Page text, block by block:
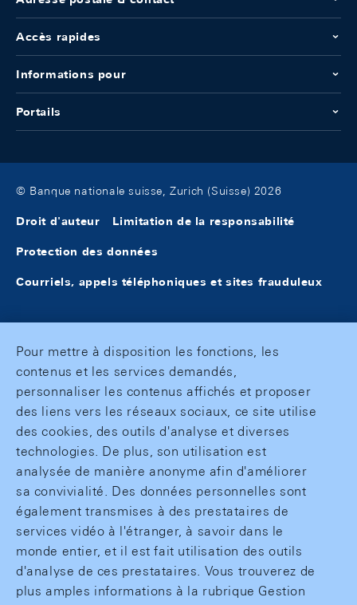
Accès rapides
Informations pour
Portails
© Banque nationale suisse, Zurich (Suisse) 2026
Droit d'auteur Limitation de la responsabilité
Protection des données
Courriels, appels téléphoniques et sites frauduleux
Pour mettre à disposition les fonctions, les
contenus et les services demandés,
personnaliser les contenus affichés et proposer
des liens vers les réseaux sociaux, ce site utilise
des cookies, des outils d'analyse et diverses
technologies. De plus, son utilisation est
analysée de manière anonyme afin d'améliorer
sa convivialité. Des données personnelles sont
également transmises à des prestataires de
services vidéo à l'étranger, à savoir dans le
monde entier, et il est fait utilisation des outils
d'analyse de ces prestataires. Vous trouverez de
plus amples informations à la rubrique Gestion